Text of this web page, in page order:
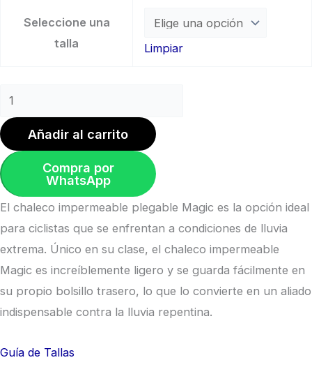
Seleccione una
talla
Limpiar
Añadir al carrito
Compra por
WhatsApp
El chaleco impermeable plegable Magic es la opción ideal
para ciclistas que se enfrentan a condiciones de lluvia
extrema. Único en su clase, el chaleco impermeable
Magic es increíblemente ligero y se guarda fácilmente en
su propio bolsillo trasero, lo que lo convierte en un aliado
indispensable contra la lluvia repentina.
Guía de Tallas